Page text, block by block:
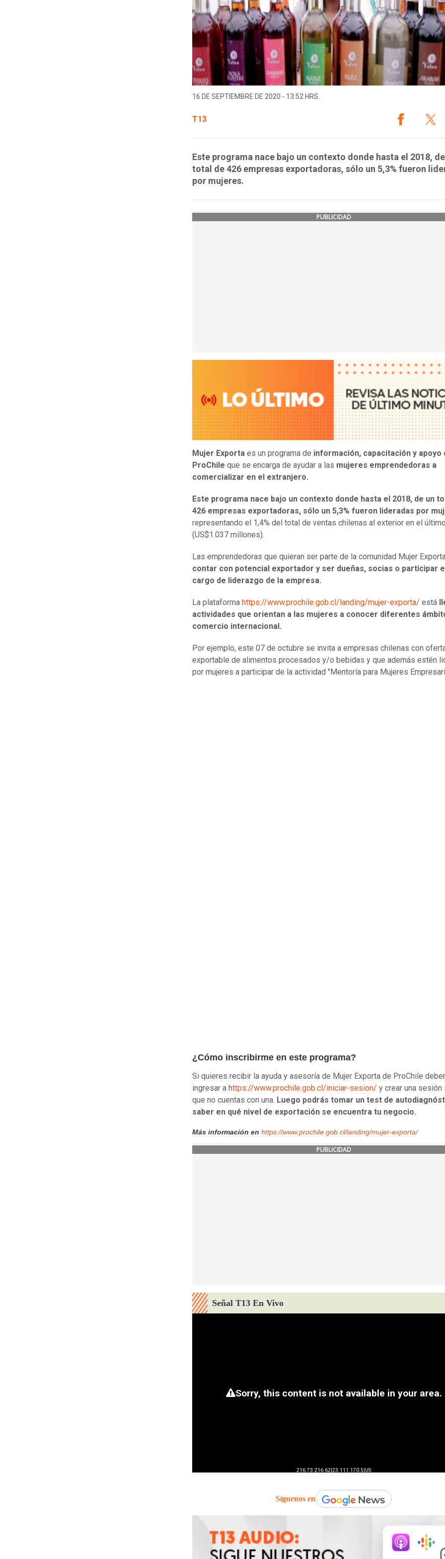
16 DE SEPTIEMBRE DE 2020 - 13:52 HRS.
T13
Este programa nace bajo un contexto donde hasta el 2018,
total de 426 empresas exportadoras, sólo un 5,3% fueron
por mujeres.
PUBLICIDAD
Mujer Exporta es un programa de información, capacitación y apoyo
ProChile que se encarga de ayudar a las mujeres emprendedoras a
comercializar en el extranjero.
Este programa nace bajo un contexto donde hasta el 2018, de un
426 empresas exportadoras, sólo un 5,3% fueron lideradas por
representando el 1,4% del total de ventas chilenas al exterior en el
(US$1.037 millones).
Las emprendedoras que quieran ser parte de la comunidad Mujer
contar con potencial exportador y ser dueñas, socias o participar
cargo de liderazgo de la empresa.
La plataforma https://www.prochile.gob.cl/landing/mujer-exporta/ está
actividades que orientan a las mujeres a conocer diferentes
comercio internacional.
Por ejemplo, este 07 de octubre se invita a empresas chilenas con
exportable de alimentos procesados y/o bebidas y que además estén
por mujeres a participar de la actividad "Mentoría para Mujeres
¿Cómo inscribirme en este programa?
Si quieres recibir la ayuda y asesoría de Mujer Exporta de ProChile
ingresar a https://www.prochile.gob.cl/iniciar-sesion/ y crear una sesión
que no cuentas con una. Luego podrás tomar un test de
saber en qué nivel de exportación se encuentra tu negocio.
Más información en https://www.prochile.gob.cl/landing/mujer-exporta/
PUBLICIDAD
Señal T13 En Vivo
Síguenos en